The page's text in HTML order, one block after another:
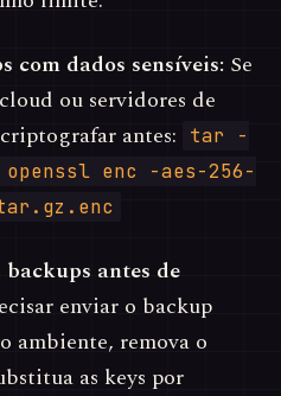
com dados sensíveis: Se
ou servidores de
antes:
tar -
enc -aes-256-
antes de
enviar o backup
ambiente, remova o
as keys por